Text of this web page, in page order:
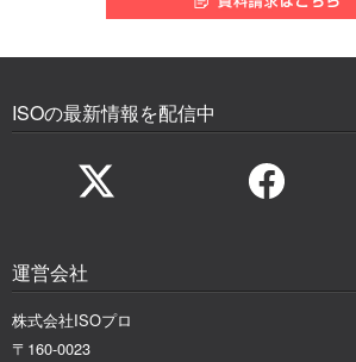
ISOの最新情報を配信中
運営会社
株式会社ISOプロ
〒160-0023